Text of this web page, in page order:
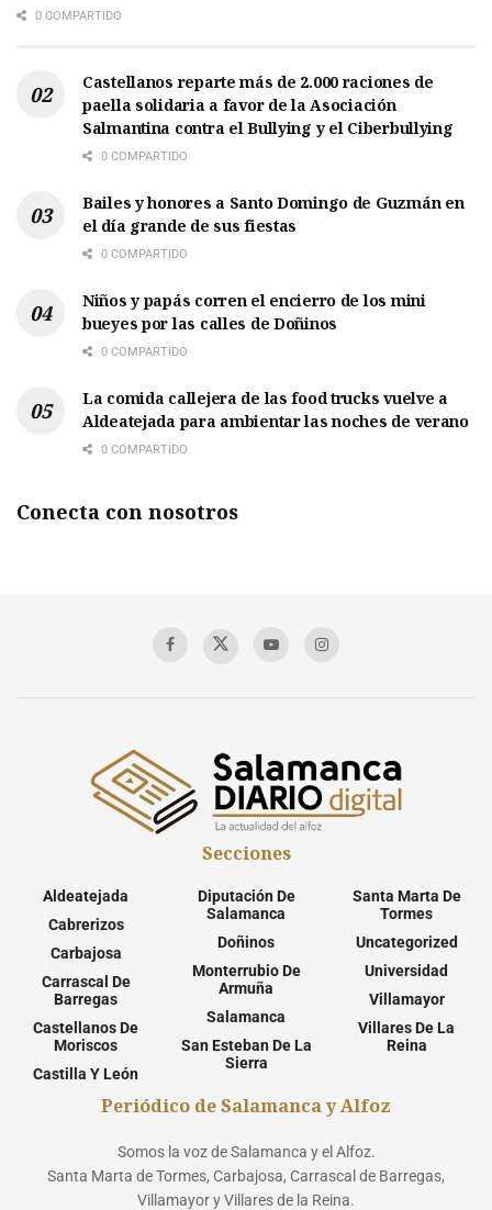
0 COMPARTIDO
Castellanos reparte más de 2.000 raciones de
paella solidaria a favor de la Asociación
Salmantina contra el Bullying y el Ciberbullying
0 COMPARTIDO
Bailes y honores a Santo Domingo de Guzmán en
el día grande de sus fiestas
0 COMPARTIDO
Niños y papás corren el encierro de los mini
bueyes por las calles de Doñinos
0 COMPARTIDO
La comida callejera de las food trucks vuelve a
Aldeatejada para ambientar las noches de verano
0 COMPARTIDO
Conecta con nosotros
Secciones
Aldeatejada
Cabrerizos
Carbajosa
Carrascal De
Barregas
Castellanos De
Moriscos
Castilla Y León
Diputación De
Salamanca
Doñinos
Monterrubio De
Armuña
Salamanca
San Esteban De La
Sierra
Santa Marta De
Tormes
Uncategorized
Universidad
Villamayor
Villares De La
Reina
Periódico de Salamanca y Alfoz
Somos la voz de Salamanca y el Alfoz.
Santa Marta de Tormes, Carbajosa, Carrascal de Barregas,
Villamayor y Villares de la Reina.